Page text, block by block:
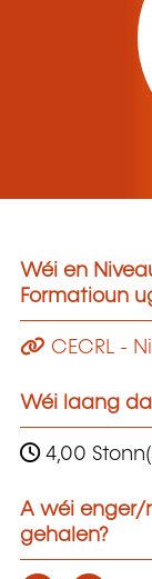
Wéi en
Formatioun
CECRL -
Wéi laang
4,00
A wéi enger/
gehalen?